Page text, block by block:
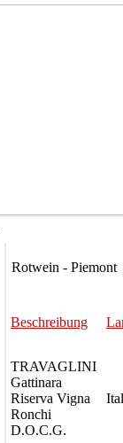
Rotwein - Piemont
Beschreibung
TRAVAGLINI
Gattinara
Riserva Vigna
Ronchi
D.O.C.G.